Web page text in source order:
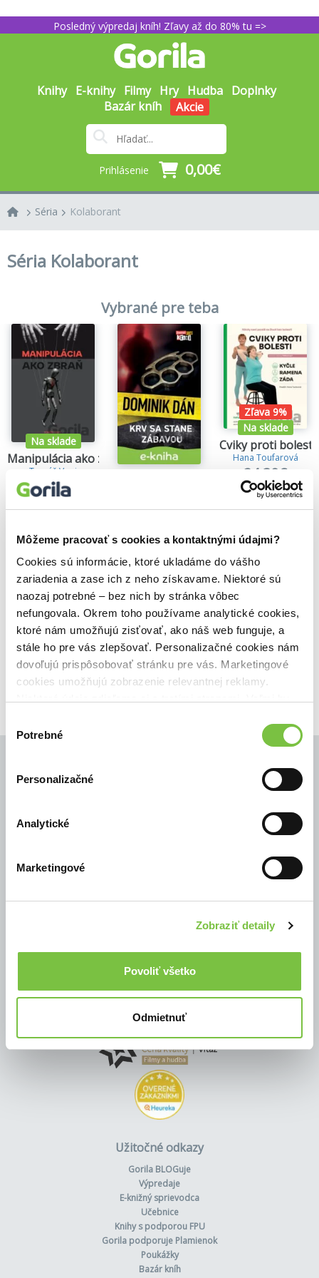
Môžeme pracovať s cookies a kontaktnými údajmi?
Cookies sú informácie, ktoré ukladáme do vášho
zariadenia a zase ich z neho získavame. Niektoré sú
naozaj potrebné – bez nich by stránka vôbec
nefungovala. Okrem toho používame analytické cookies,
ktoré nám umožňujú zisťovať, ako náš web funguje, a
stále ho pre vás zlepšovať. Personalizačné cookies nám
dovoľujú prispôsobovať stránku pre vás. Marketingové
cookies umožňujú zobrazenie relevantnej reklamy.
cookies.
súhlasu
Potrebné
Personalizačné
Analytické
Marketingové
Zobraziť detaily
Povoliť všetko
Odmietnuť
Posledný výpredaj kníh! Zľavy až do 80% tu =>
Knihy E-knihy Filmy Hry Hudba Doplnky
Bazár kníh
Akcie
Prihlásenie 0,00€
Séria Kolaborant
Séria Kolaborant
Vybrané pre teba
Na sklade
Manipulácia ako zbraň
Tomáš Vepi
15,79€
14,35€
Zľava 9%
Na sklade
Cviky proti bolesti
Hana Toufarová
24,30€
Našli sme0 titulov
Zoradiť podľa:
Filtrovať
Užitočné odkazy
Gorila BLOGuje
Výpredaje
E-knižný sprievodca
Učebnice
Knihy s podporou FPU
Gorila podporuje Plamienok
Poukážky
Bazár kníh